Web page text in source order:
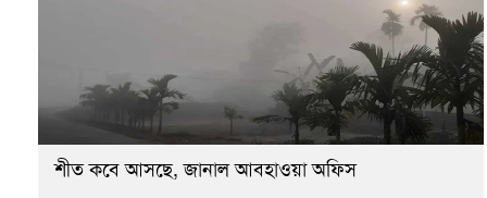
শীত কবে আসছে, জানাল আবহাওয়া অফিস